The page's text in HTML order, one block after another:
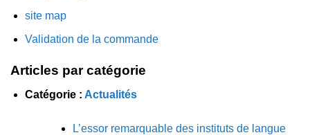
site map
Validation de la commande
Articles par catégorie
Catégorie : Actualités
L’essor remarquable des instituts de langue